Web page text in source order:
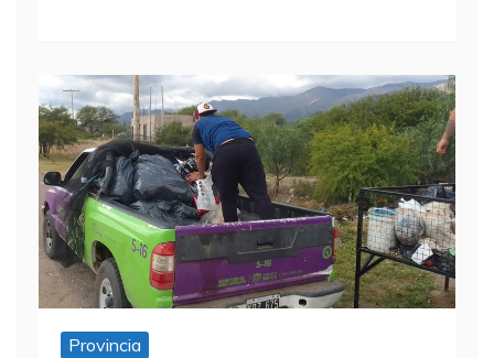
Provincia